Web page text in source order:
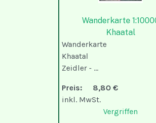
Wanderkarte
Khaatal
Wanderkarte
Khaatal
Zeidler - ...
Preis:
8,80 €
inkl. MwSt.
Vergriffen